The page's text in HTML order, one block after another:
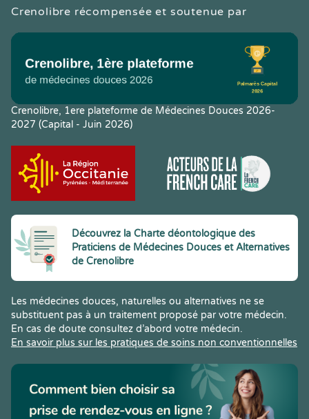
Crenolibre récompensée et soutenue par
Crenolibre, 1ere plateforme de Médecines Douces 2026-
2027 (Capital - Juin 2026)
Découvrez la Charte déontologique des
Praticiens de Médecines Douces et Alternatives
de Crenolibre
Les médecines douces, naturelles ou alternatives ne se
substituent pas à un traitement proposé par votre médecin.
En cas de doute consultez d’abord votre médecin.
En savoir plus sur les pratiques de soins non conventionnelles